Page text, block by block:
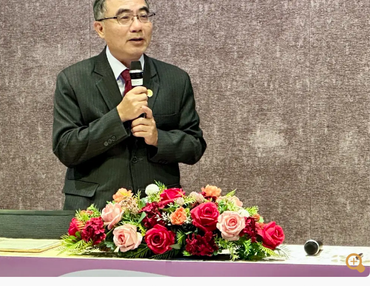
哲帶電子手鐶拄拐杖現身／周玉蔻蔡玉真開撕爆料
注意！EZ Way若改由政府委任 預算難關如何解？
歲法律學霸戰桃園 公開上任首要3件事